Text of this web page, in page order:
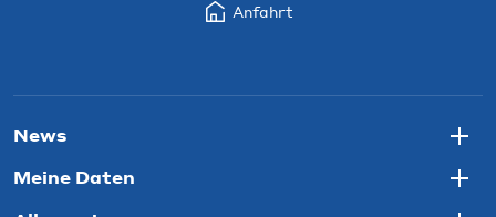
Anfahrt
News
Meine Daten